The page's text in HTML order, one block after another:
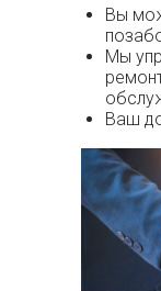
Вы
Мы
Ваш